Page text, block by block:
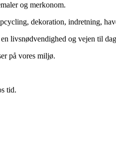
og merkonom.
dekoration, indretning,
livsnødvendighed og vejen til
på vores miljø.
tid.